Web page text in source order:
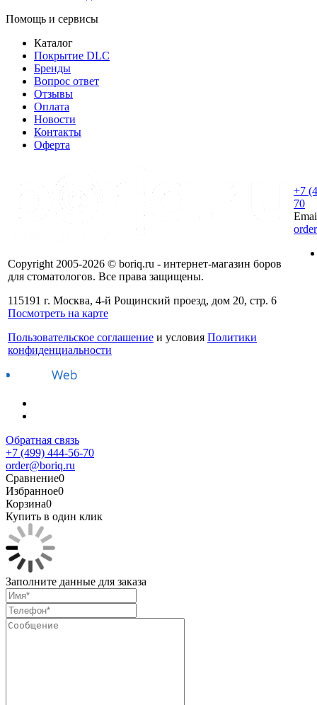
Помощь и сервисы
Каталог
Покрытие DLC
Бренды
Вопрос ответ
Отзывы
Оплата
Новости
Контакты
Оферта
Copyright 2005-2026 © boriq.ru - интернет-магазин боров
для стоматологов. Все права защищены.
115191 г. Москва, 4-й Рощинский проезд, дом 20, стр. 6
Посмотреть на карте
Пользовательское соглашение и условия Политики
конфиденциальности
+7
70
Обратная связь
+7 (499) 444-56-70
order@boriq.ru
Сравнение0
Избранное0
Корзина0
Купить в один клик
Заполните данные для заказа